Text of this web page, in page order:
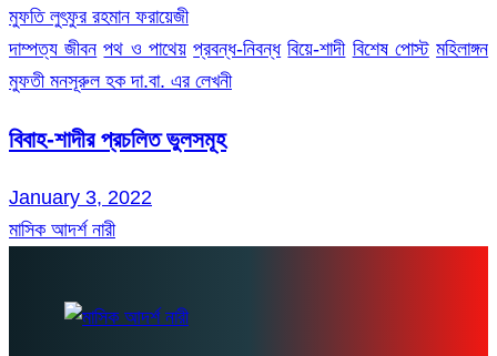
মুফতি লুৎফুর রহমান ফরায়েজী
দাম্পত্য জীবন পথ ও পাথেয় প্রবন্ধ-নিবন্ধ বিয়ে-শাদী বিশেষ পোস্ট মহিলাঙ্গন
মুফতী মনসূরুল হক দা.বা. এর লেখনী
বিবাহ-শাদীর প্রচলিত ভুলসমূহ
January 3, 2022
মাসিক আদর্শ নারী